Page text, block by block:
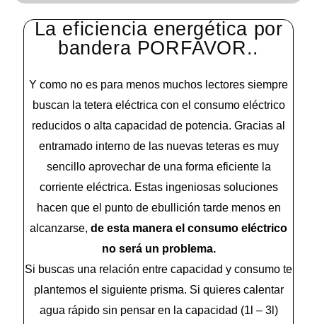
La eficiencia energética por
bandera PORFAVOR..
Y como no es para menos muchos lectores siempre
buscan la tetera eléctrica con el consumo eléctrico
reducidos o alta capacidad de potencia. Gracias al
entramado interno de las nuevas teteras es muy
sencillo aprovechar de una forma eficiente la
corriente eléctrica. Estas ingeniosas soluciones
hacen que el punto de ebullición tarde menos en
alcanzarse, de esta manera el consumo eléctrico
no será un problema.
Si buscas una relación entre capacidad y consumo te
plantemos el siguiente prisma. Si quieres calentar
agua rápido sin pensar en la capacidad (1l – 3l)